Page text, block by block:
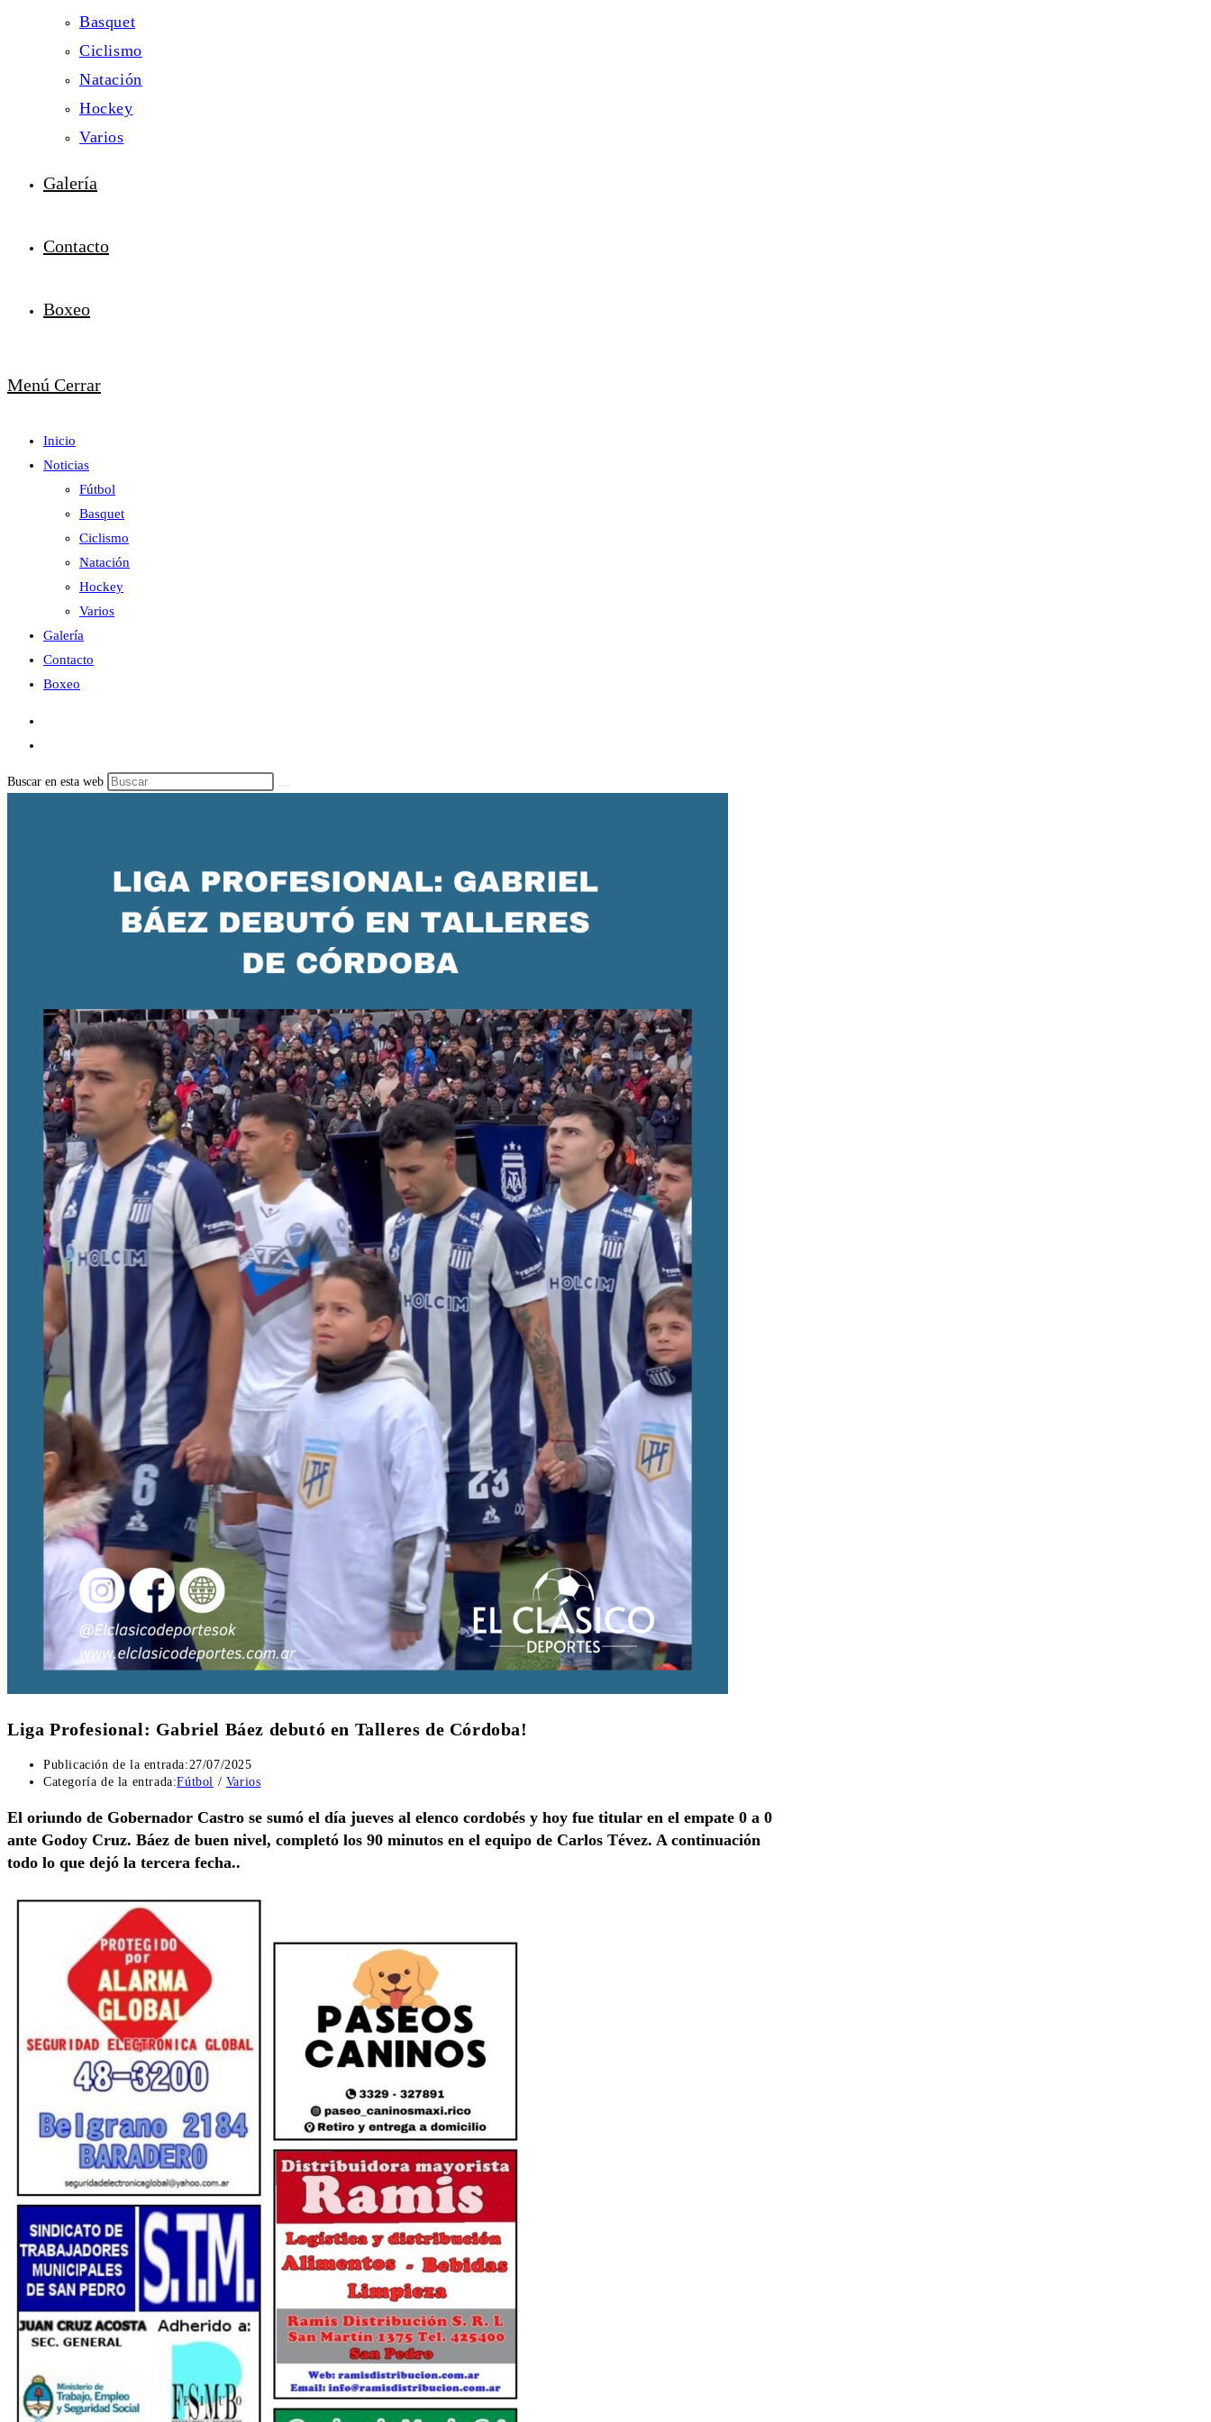
Basquet
Ciclismo
Natación
Hockey
Varios
Galería
Contacto
Boxeo
Menú Cerrar
Inicio
Noticias
Fútbol
Basquet
Ciclismo
Natación
Hockey
Varios
Galería
Contacto
Boxeo
Buscar en esta web
Liga Profesional: Gabriel Báez debutó en Talleres de Córdoba!
Publicación de la entrada:27/07/2025
Categoría de la entrada:Fútbol / Varios
El oriundo de Gobernador Castro se sumó el día jueves al elenco cordobés y hoy fue titular en el empate 0 a 0
ante Godoy Cruz. Báez de buen nivel, completó los 90 minutos en el equipo de Carlos Tévez. A continuación
todo lo que dejó la tercera fecha..